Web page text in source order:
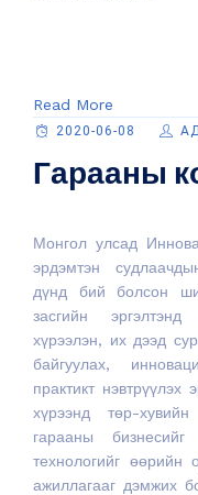
Read More
2020-06-08
Гарааны
Монгол улсад
эрдэмтэн
дүнд бий болсон
засгийн
хүрээлэн, их дээд
байгуулах,
практикт
хүрээнд төр-
гарааны
технологийг өөрийн
ажиллагааг дэмжих